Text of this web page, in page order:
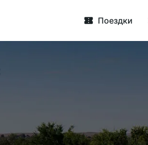
Поездки